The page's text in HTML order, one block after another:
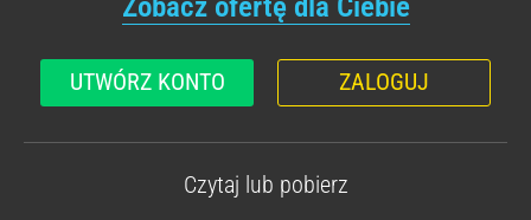
UTWÓRZ KONTO ZALOGUJ
Czytaj lub pobierz